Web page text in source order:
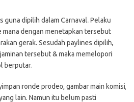
guna dipilih dalam Carnaval. Pelaku
mana dengan menetapkan tersebut
gerak. Sesudah paylines dipilih,
tersebut & maka memelopori
berputar.
ronde prodeo, gambar main komisi,
lain. Namun itu belum pasti